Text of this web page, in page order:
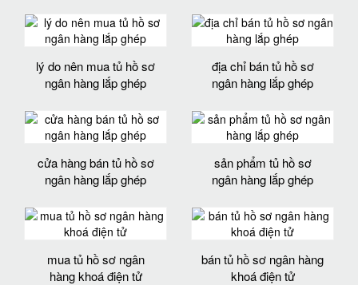
lý do nên mua tủ hồ sơ
ngân hàng lắp ghép
địa chỉ bán tủ hồ sơ
ngân hàng lắp ghép
cửa hàng bán tủ hồ sơ
ngân hàng lắp ghép
sản phẩm tủ hồ sơ
ngân hàng lắp ghép
mua tủ hồ sơ ngân
hàng khoá điện tử
bán tủ hồ sơ ngân hàng
khoá điện tử